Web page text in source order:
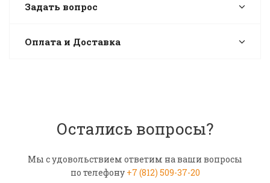
Задать вопрос
Оплата и Доставка
Остались вопросы?
Мы с удовольствием ответим на ваши вопросы
по телефону +7 (812) 509-37-20